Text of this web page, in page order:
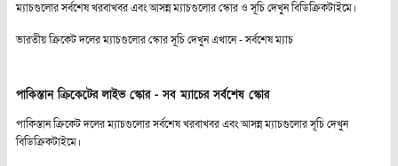
ম্যাচগুলোর সর্বশেষ খরবাখবর এবং আসন্ন ম্যাচগুলোর স্কোর ও সূচি দেখুন বিডিক্রিকটাইমে।
ভারতীয় ক্রিকেট দলের ম্যাচগুলোর স্কোর সূচি দেখুন এখানে -সর্বশেষ ম্যাচ
পাকিস্তান ক্রিকেটের লাইভ স্কোর - সব ম্যাচের সর্বশেষ স্কোর
পাকিস্তান ক্রিকেট দলের ম্যাচগুলোর সর্বশেষ খরবাখবর এবং আসন্ন ম্যাচগুলোর সূচি দেখুন
বিডিক্রিকটাইমে।